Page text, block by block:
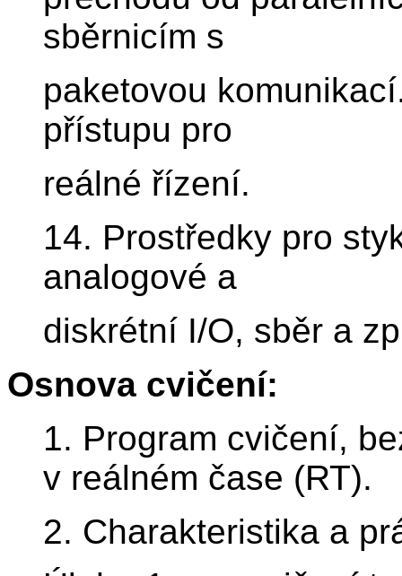
sběrnicím s
paketovou
přístupu pro
reálné řízení.
14. Prostředky pro
analogové a
diskrétní I/O, sběr a
Osnova cvičení:
1. Program cvičení,
v reálném čase (RT).
2. Charakteristika a